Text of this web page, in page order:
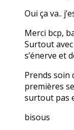
Oui ça va..
Merci bcp,
Surtout
s’énerve et
Prends soin
premières
surtout pas
bisous